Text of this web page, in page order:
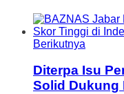
Berikutnya
Diterpa Isu
Solid Dukung